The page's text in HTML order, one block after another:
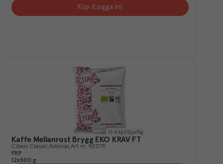
Köp (Logga in)
13.4 kg CO₂e/kg
Kaffe Mellanrost Brygg EKO KRAV FT
Citavo Classic Kolonial Art.nr. 901279
FRP
12x500 g